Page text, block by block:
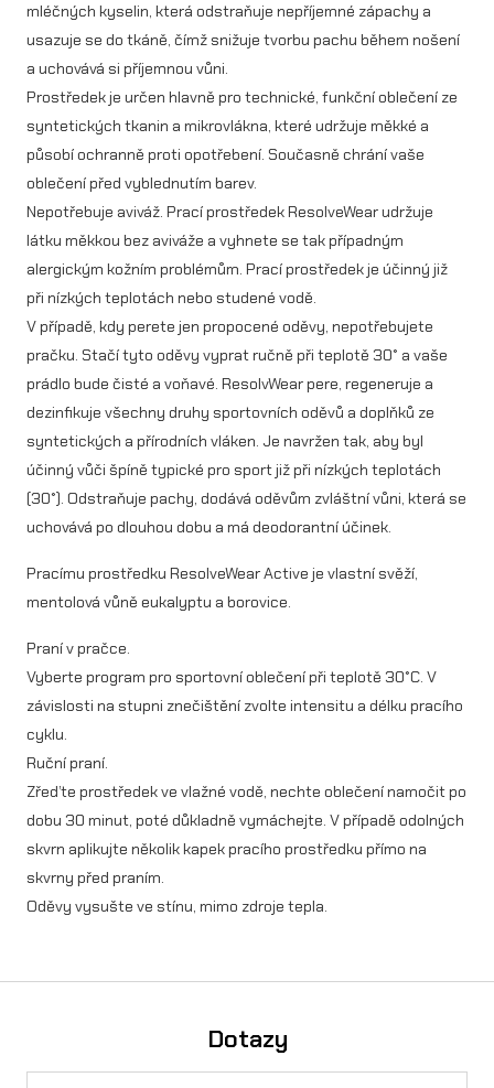
p
r
a
í
p
o
s
ř
e
e
1
i
t
r
m
n
o
ž
mléčných kyselin, která odstraňuje nepříjemné zápachy a
usazuje se do tkáně, čímž snižuje tvorbu pachu během nošení
a uchovává si příjemnou vůni.
Prostředek je určen hlavně pro technické, funkční oblečení ze
syntetických tkanin a mikrovlákna, které udržuje měkké a
působí ochranně proti opotřebení. Současně chrání vaše
oblečení před vyblednutím barev.
Nepotřebuje aviváž. Prací prostředek ResolveWear udržuje
látku měkkou bez aviváže a vyhnete se tak případným
alergickým kožním problémům. Prací prostředek je účinný již
při nízkých teplotách nebo studené vodě.
V případě, kdy perete jen propocené oděvy, nepotřebujete
pračku. Stačí tyto oděvy vyprat ručně při teplotě 30° a vaše
prádlo bude čisté a voňavé. ResolvWear pere, regeneruje a
dezinfikuje všechny druhy sportovních oděvů a doplňků ze
syntetických a přírodních vláken. Je navržen tak, aby byl
účinný vůči špíně typické pro sport již při nízkých teplotách
(30°). Odstraňuje pachy, dodává oděvům zvláštní vůni, která se
uchovává po dlouhou dobu a má deodorantní účinek.
Pracímu prostředku ResolveWear Active je vlastní svěží,
mentolová vůně eukalyptu a borovice.
Praní v pračce.
Vyberte program pro sportovní oblečení při teplotě 30°C. V
závislosti na stupni znečištění zvolte intensitu a délku pracího
cyklu.
Ruční praní.
Zřeďte prostředek ve vlažné vodě, nechte oblečení namočit po
dobu 30 minut, poté důkladně vymáchejte. V případě odolných
skvrn aplikujte několik kapek pracího prostředku přímo na
skvrny před praním.
Oděvy vysušte ve stínu, mimo zdroje tepla.
Dotazy